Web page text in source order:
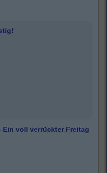
Ein voll verrückter Freitag